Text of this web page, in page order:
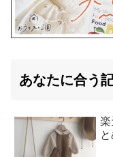
あなたに合う
楽